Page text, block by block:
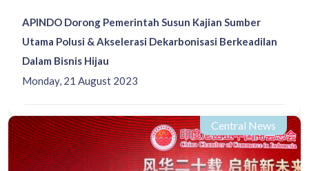
Monday, 21 August 2023
APINDO Dorong Pemerintah Susun Kajian Sumber
Utama Polusi & Akselerasi Dekarbonisasi Berkeadilan
Dalam Bisnis Hijau
Central News